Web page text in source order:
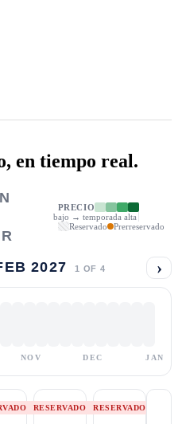
en tiempo real.
PRECIO
bajo → temporada alta
Reservado
Prerreservado
2027 1 OF 4 ›
NOV DEC JAN
RESERVADO RESERVADO